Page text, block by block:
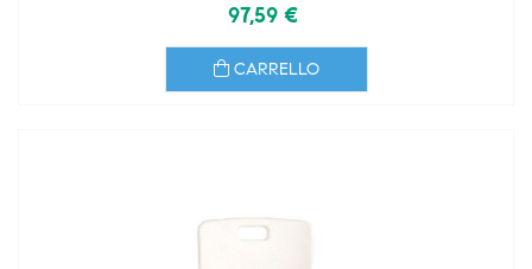
97,59 €
CARRELLO